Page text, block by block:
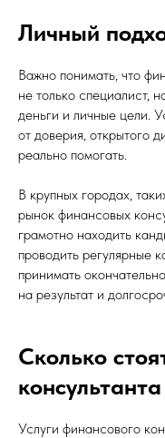
Личный
Важно понимать, что
не только специалист,
деньги и личные цели.
от доверия, открытого
реально помогать.
В крупных городах,
рынок финансовых
грамотно находить
проводить регулярные
принимать
на результат и
Сколько
Услуги финансового
Республика Калмыкия, г.
ул. Губаревича, дом 5,
new@tax-smart.ru
8-800-301-31-
56